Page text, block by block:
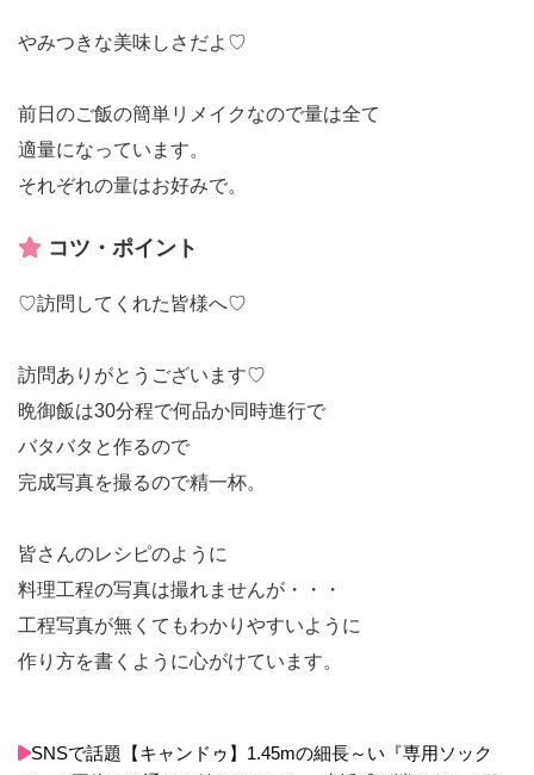
やみつきな美味しさだよ♡
前日のご飯の簡単リメイクなので量は全て
適量になっています。
それぞれの量はお好みで。
コツ・ポイント
♡訪問してくれた皆様へ♡
訪問ありがとうございます♡
晩御飯は30分程で何品か同時進行で
バタバタと作るので
完成写真を撮るので精一杯。
皆さんのレシピのように
料理工程の写真は撮れませんが・・・
工程写真が無くてもわかりやすいように
作り方を書くように心がけています。
SNSで話題【キャンドゥ】1.45mの細長～い『専用ソック